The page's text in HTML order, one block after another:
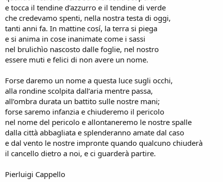
e tocca il tendine d’azzurro e il tendine di verde
che credevamo spenti, nella nostra testa di oggi,
tanti anni fa. In mattine cosí, la terra si piega
e si anima in cose inanimate come i sassi
nel brulichìo nascosto dalle foglie, nel nostro
essere muti e felici di non avere un nome.
Forse daremo un nome a questa luce sugli occhi,
alla rondine scolpita dall’aria mentre passa,
all’ombra durata un battito sulle nostre mani;
forse saremo infanzia e chiuderemo il pericolo
nel nome del pericolo e allontaneremo le nostre spalle
dalla città abbagliata e splenderanno amate dal caso
e dal vento le nostre impronte quando qualcuno chiuderà
il cancello dietro a noi, e ci guarderà partire.
Pierluigi Cappello